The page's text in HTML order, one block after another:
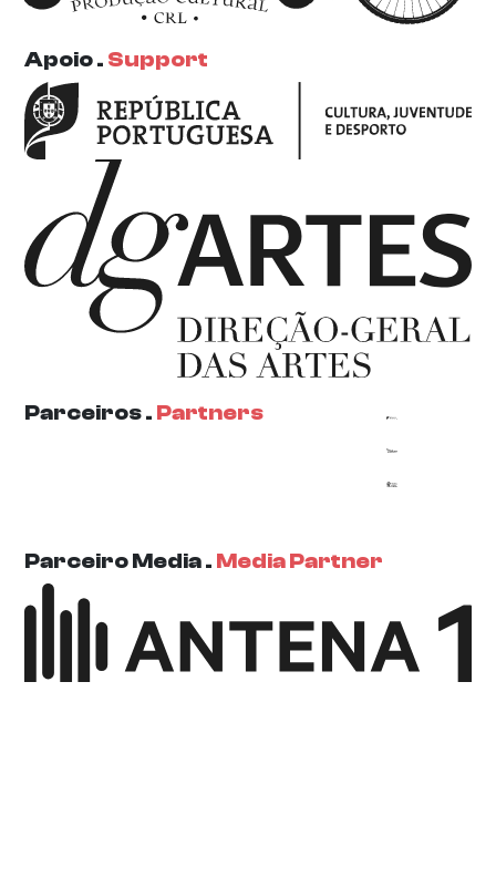
Apoio . Support
Parceiros . Partners
Parceiro Media . Media Partner